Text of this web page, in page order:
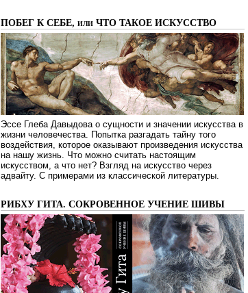
ПОБЕГ К СЕБЕ, или ЧТО ТАКОЕ ИСКУССТВО
Эссе Глеба Давыдова о сущности и значении искусства в
жизни человечества. Попытка разгадать тайну того
воздействия, которое оказывают произведения искусства
на нашу жизнь. Что можно считать настоящим
искусством, а что нет? Взгляд на искусство через
адвайту. С примерами из классической литературы.
РИБХУ ГИТА. СОКРОВЕННОЕ УЧЕНИЕ ШИВЫ